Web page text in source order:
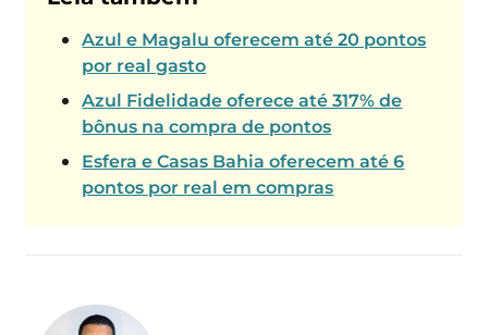
Azul e Magalu oferecem até 20 pontos
por real gasto
Azul Fidelidade oferece até 317% de
bônus na compra de pontos
Esfera e Casas Bahia oferecem até 6
pontos por real em compras